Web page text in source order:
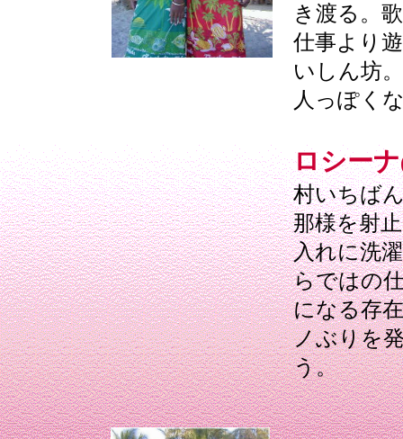
き渡る。
仕事より
いしん坊
人っぽく
ロシーナ
村いちば
那様を射
入れに洗
らではの
になる存
ノぶりを
う。